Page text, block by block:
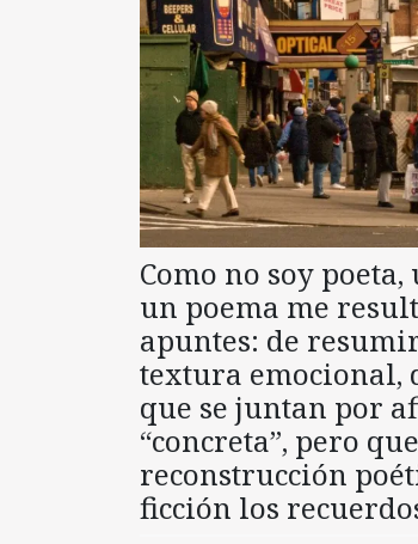
Como no soy
un poema me
apuntes: de
textura emocional,
que se juntan por
“concreta”, pero
reconstrucción
ficción los